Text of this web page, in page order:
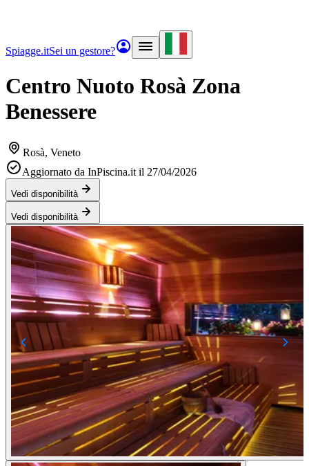
Spiagge.itSei un gestore?
Centro Nuoto Rosà Zona
Benessere
Rosà, Veneto
Aggiornato da InPiscina.it il 27/04/2026
Vedi disponibilità
Vedi disponibilità